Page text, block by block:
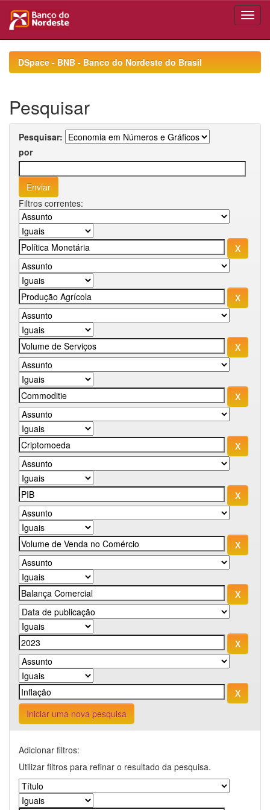
navigationDSpace - BNB - Banco do Nordeste do Brasil
Pesquisar
Pesquisar:
por
Filtros correntes:
Iniciar uma nova pesquisa
Adicionar filtros:
Utilizar filtros para refinar o resultado da pesquisa.